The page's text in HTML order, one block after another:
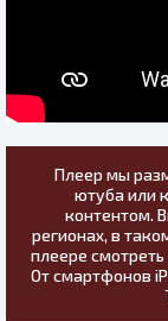
Плеер мы
ютуба или
контентом.
регионах, в
плеере
От смартфонов